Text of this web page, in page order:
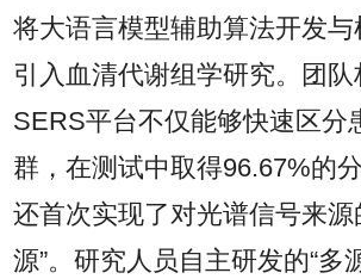
将大语言模型辅助算法开发
引入血清代谢组学研究。团
SERS平台不仅能够快速区分
群，在测试中取得96.67%的
还首次实现了对光谱信号来源
源”。研究人员自主研发的“多